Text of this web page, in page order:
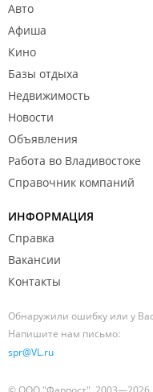
Авто
Афиша
Кино
Базы отдыха
Недвижимость
Новости
Объявления
Работа во Владивостоке
Справочник компаний
ИНФОРМАЦИЯ
Справка
Вакансии
Контакты
Обнаружили ошибку или у
Напишите нам письмо:
spr@VL.ru